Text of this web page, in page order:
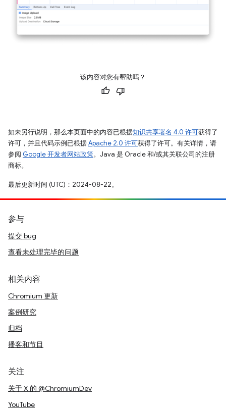
该内容对您有帮助吗？
如未另行说明，那么本页面中的内容已根据知识共享署名 4.0 许可获得了
许可，并且代码示例已根据Apache 2.0 许可获得了许可。有关详情，请
参阅 Google 开发者网站政策。Java 是 Oracle 和/或其关联公司的注册
商标。
最后更新时间 (UTC)：2024-08-22。
参与
提交 bug
查看未处理完毕的问题
相关内容
Chromium 更新
案例研究
归档
播客和节目
关注
关于 X 的 @ChromiumDev
YouTube